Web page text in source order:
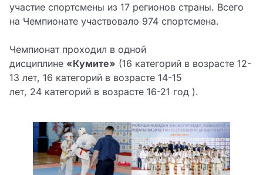
участие спортсмены из 17 регионов страны. Всего
на Чемпионате участвовало 974 спортсмена.
Чемпионат проходил в одной
дисциплине «Кумите» (16 категорий в возрасте 12-
13 лет, 16 категорий в возрасте 14-15
лет, 24 категорий в возрасте 16-21 год ).